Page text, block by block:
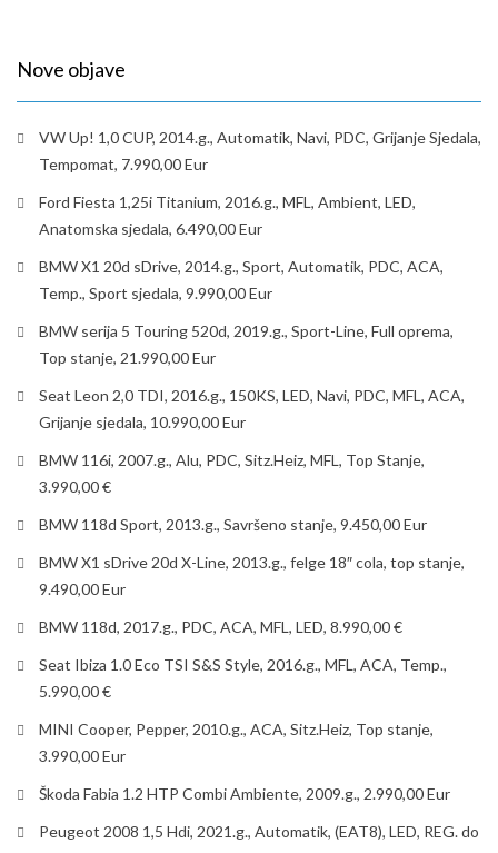
Nove objave
VW Up! 1,0 CUP, 2014.g., Automatik, Navi, PDC, Grijanje Sjedala,
Tempomat, 7.990,00 Eur
Ford Fiesta 1,25i Titanium, 2016.g., MFL, Ambient, LED,
Anatomska sjedala, 6.490,00 Eur
BMW X1 20d sDrive, 2014.g., Sport, Automatik, PDC, ACA,
Temp., Sport sjedala, 9.990,00 Eur
BMW serija 5 Touring 520d, 2019.g., Sport-Line, Full oprema,
Top stanje, 21.990,00 Eur
Seat Leon 2,0 TDI, 2016.g., 150KS, LED, Navi, PDC, MFL, ACA,
Grijanje sjedala, 10.990,00 Eur
BMW 116i, 2007.g., Alu, PDC, Sitz.Heiz, MFL, Top Stanje,
3.990,00 €
BMW 118d Sport, 2013.g., Savršeno stanje, 9.450,00 Eur
BMW X1 sDrive 20d X-Line, 2013.g., felge 18″ cola, top stanje,
9.490,00 Eur
BMW 118d, 2017.g., PDC, ACA, MFL, LED, 8.990,00 €
Seat Ibiza 1.0 Eco TSI S&S Style, 2016.g., MFL, ACA, Temp.,
5.990,00 €
MINI Cooper, Pepper, 2010.g., ACA, Sitz.Heiz, Top stanje,
3.990,00 Eur
Škoda Fabia 1.2 HTP Combi Ambiente, 2009.g., 2.990,00 Eur
Peugeot 2008 1,5 Hdi, 2021.g., Automatik, (EAT8), LED, REG. do